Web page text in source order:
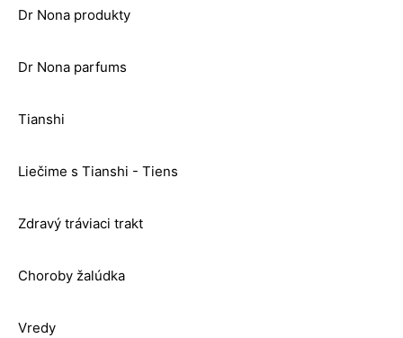
Dr Nona produkty
Dr Nona parfums
Tianshi
Liečime s Tianshi - Tiens
Zdravý tráviaci trakt
Choroby žalúdka
Vredy